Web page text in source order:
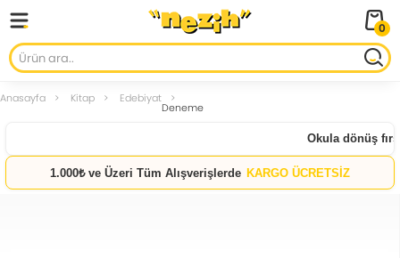
0
Anasayfa Kitap Edebiyat
Deneme
Okula dönüş
1.000₺ ve Üzeri Tüm Alışverişlerde KARGO ÜCRETSİZ